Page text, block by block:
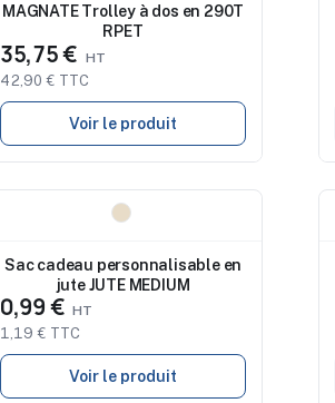
MAGNATE Trolley à dos en 290T
RPET
35,75 €
42,90 € TTC
Voir le produit
Sac cadeau personnalisable en
jute JUTE MEDIUM
0,99 €
1,19 € TTC
Voir le produit